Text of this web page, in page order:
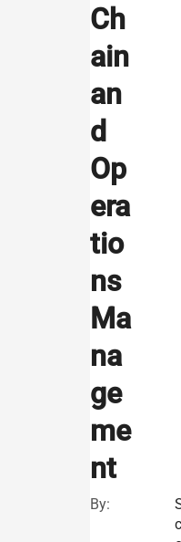
Ch
ain
an
d
Op
era
tio
ns
Ma
na
ge
me
nt
By:
c